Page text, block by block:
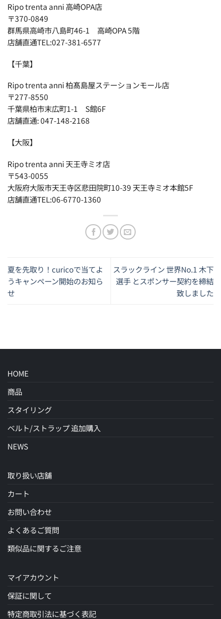
Ripo trenta anni 高崎OPA店
〒370-0849
群馬県高崎市八島町46-1 高崎OPA 5階
店舗直通TEL:027-381-6577
【千葉】
Ripo trenta anni 柏髙島屋ステーションモール店
〒277-8550
千葉県柏市末広町1-1 S館6F
店舗直通: 047-148-2168
【大阪】
Ripo trenta anni 天王寺ミオ店
〒543-0055
大阪府大阪市天王寺区悲田院町10-39 天王寺ミオ本館5F
店舗直通TEL:06-6770-1360
夏を先取り！curicoで当てよ
うキャンペーン開始のお知ら
せ
スラックライン 世界No.1 木下
選手 とスポンサー契約を締結
致しました
HOME
商品
スタイリング
ベルト/ストラップ 追加購入
NEWS
取り扱い店舗
カート
お問い合わせ
よくあるご質問
類似品に関するご注意
マイアカウント
保証に関して
特定商取引法に基づく表記